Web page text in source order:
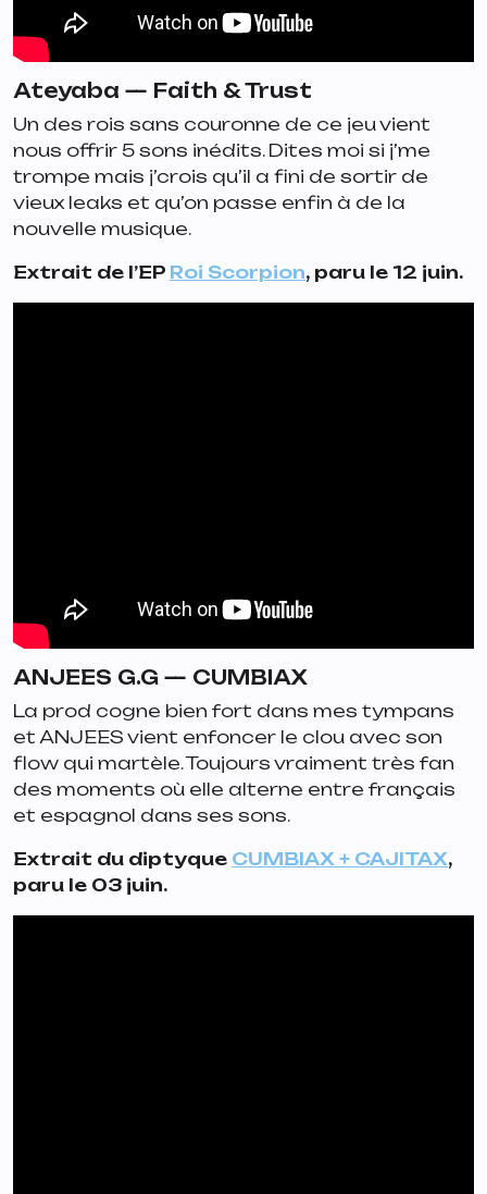
Ateyaba — Faith & Trust
Un des rois sans couronne de ce jeu vient
nous offrir 5 sons inédits. Dites moi si j’me
trompe mais j’crois qu’il a fini de sortir de
vieux leaks et qu’on passe enfin à de la
nouvelle musique.
Extrait de l’EP Roi Scorpion, paru le 12 juin.
ANJEES G.G — CUMBIAX
La prod cogne bien fort dans mes tympans
et ANJEES vient enfoncer le clou avec son
flow qui martèle. Toujours vraiment très fan
des moments où elle alterne entre français
et espagnol dans ses sons.
Extrait du diptyque CUMBIAX + CAJITAX,
paru le 03 juin.